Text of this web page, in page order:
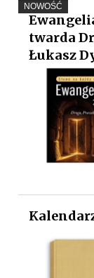
twarda
Łukasz
NOWOŚĆ